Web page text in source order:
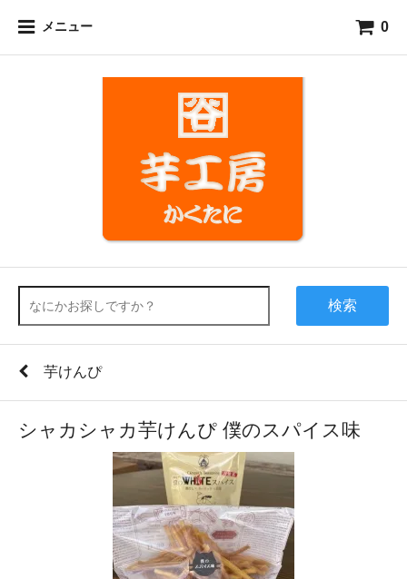
メニュー 0
検索
芋けんぴ
シャカシャカ芋けんぴ 僕のスパイス味